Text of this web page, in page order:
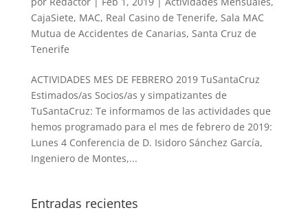
CajaSiete, MAC, Real Casino de Tenerife, Sala MAC
Mutua de Accidentes de Canarias, Santa Cruz de
Tenerife
ACTIVIDADES MES DE FEBRERO 2019 TuSantaCruz
Estimados/as Socios/as y simpatizantes de
TuSantaCruz: Te informamos de las actividades que
hemos programado para el mes de febrero de 2019:
Lunes 4 Conferencia de D. Isidoro Sánchez García,
Ingeniero de Montes,...
Entradas recientes